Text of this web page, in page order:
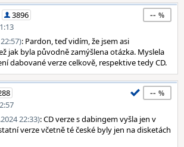
3896
--
: Pardon, teď vidím, že jsem asi
jak byla původně zamýšlena otázka. Myslela
dabované verze celkově, respektive tedy CD.
--
22:33): CD verze s dabingem vyšla jen v
verze včetně té české byly jen na disketách